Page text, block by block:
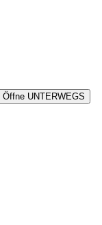
Öffne UNTERWEGS